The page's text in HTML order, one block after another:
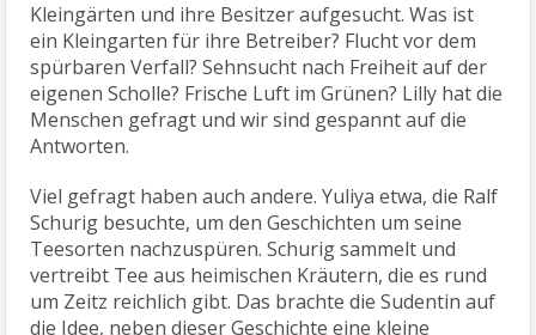
Kleingärten und ihre Besitzer aufgesucht. Was ist
ein Kleingarten für ihre Betreiber? Flucht vor dem
spürbaren Verfall? Sehnsucht nach Freiheit auf der
eigenen Scholle? Frische Luft im Grünen? Lilly hat die
Menschen gefragt und wir sind gespannt auf die
Antworten.
Viel gefragt haben auch andere. Yuliya etwa, die Ralf
Schurig besuchte, um den Geschichten um seine
Teesorten nachzuspüren. Schurig sammelt und
vertreibt Tee aus heimischen Kräutern, die es rund
um Zeitz reichlich gibt. Das brachte die Sudentin auf
die Idee, neben dieser Geschichte eine kleine